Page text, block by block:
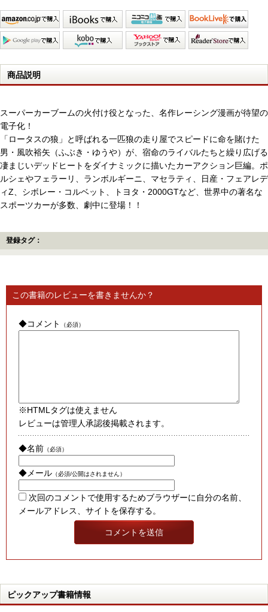
商品説明
スーパーカーブームの火付け役となった、名作レーシング漫画が待望の
電子化！
「ロータスの狼」と呼ばれる一匹狼の走り屋でスピードに命を賭けた
男・風吹裕矢（ふぶき・ゆうや）が、宿命のライバルたちと繰り広げる
凄まじいデッドヒートをダイナミックに描いたカーアクション巨編。ポ
ルシェやフェラーリ、ランボルギーニ、マセラティ、日産・フェアレデ
ィZ、シボレー・コルベット、トヨタ・2000GTなど、世界中の著名な
スポーツカーが多数、劇中に登場！！
登録タグ：
この書籍のレビューを書きませんか？
◆コメント （必須）
※HTMLタグは使えません
レビューは管理人承認後掲載されます。
◆名前 （必須）
◆メール （必須/公開はされません）
次回のコメントで使用するためブラウザーに自分の名前、
メールアドレス、サイトを保存する。
ピックアップ書籍情報